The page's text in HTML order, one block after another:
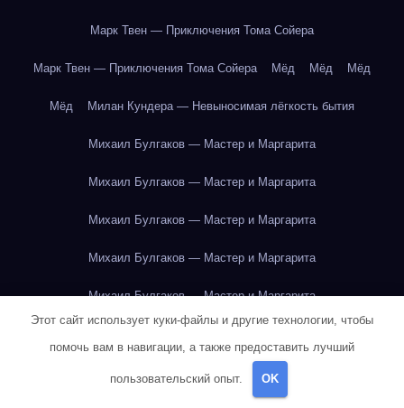
Марк Твен — Приключения Тома Сойера
Марк Твен — Приключения Тома Сойера Мёд Мёд Мёд
Мёд Милан Кундера — Невыносимая лёгкость бытия
Михаил Булгаков — Мастер и Маргарита
Михаил Булгаков — Мастер и Маргарита
Михаил Булгаков — Мастер и Маргарита
Михаил Булгаков — Мастер и Маргарита
Михаил Булгаков — Мастер и Маргарита
Михаил Булгаков — Мастер и Маргарита
Этот сайт использует куки-файлы и другие технологии, чтобы
помочь вам в навигации, а также предоставить лучший
пользовательский опыт. OK